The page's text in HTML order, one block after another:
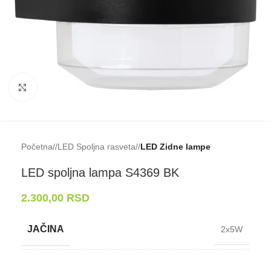
Klikni da uveličaš
Početna/ LED Spoljna rasveta/ LED Zidne lampe
LED spoljna lampa S4369 BK
2.300,00 RSD
JAČINA 2x5W